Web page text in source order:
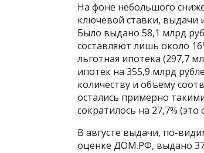
На фоне небольшого
ключевой ставки, выдачи
Было выдано 58,1 млрд
составляют лишь около
льготная ипотека (297,7
ипотек на 355,9 млрд
количеству и объему
остались примерно
сократилось на 27,7%
В августе выдачи, по-
оценке ДОМ.РФ, выдано 37